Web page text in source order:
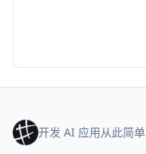
开发 AI 应用从此简单